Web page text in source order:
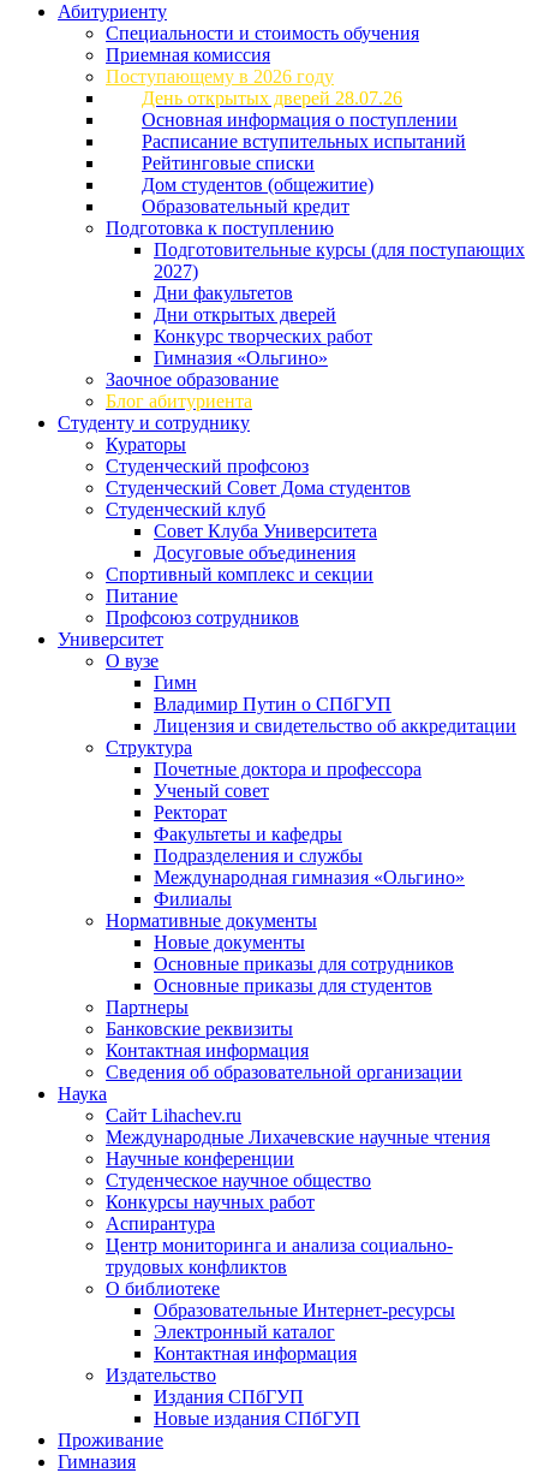
Абитуриенту
Специальности и стоимость обучения
Приемная комиссия
Поступающему в 2026 году
День открытых дверей 28.07.26
Основная информация о поступлении
Расписание вступительных испытаний
Рейтинговые списки
Дом студентов (общежитие)
Образовательный кредит
Подготовка к поступлению
Подготовительные курсы (для поступающих
2027)
Дни факультетов
Дни открытых дверей
Конкурс творческих работ
Гимназия «Ольгино»
Заочное образование
Блог абитуриента
Студенту и сотруднику
Кураторы
Студенческий профсоюз
Студенческий Совет Дома студентов
Студенческий клуб
Совет Клуба Университета
Досуговые объединения
Спортивный комплекс и секции
Питание
Профсоюз сотрудников
Университет
О вузе
Гимн
Владимир Путин о СПбГУП
Лицензия и свидетельство об аккредитации
Структура
Почетные доктора и профессора
Ученый совет
Ректорат
Факультеты и кафедры
Подразделения и службы
Международная гимназия «Ольгино»
Филиалы
Нормативные документы
Новые документы
Основные приказы для сотрудников
Основные приказы для студентов
Партнеры
Банковские реквизиты
Контактная информация
Сведения об образовательной организации
Наука
Сайт Lihachev.ru
Международные Лихачевские научные чтения
Научные конференции
Студенческое научное общество
Конкурсы научных работ
Аспирантура
Центр мониторинга и анализа социально-
трудовых конфликтов
О библиотеке
Образовательные Интернет-ресурсы
Электронный каталог
Контактная информация
Издательство
Издания СПбГУП
Новые издания СПбГУП
Проживание
Гимназия